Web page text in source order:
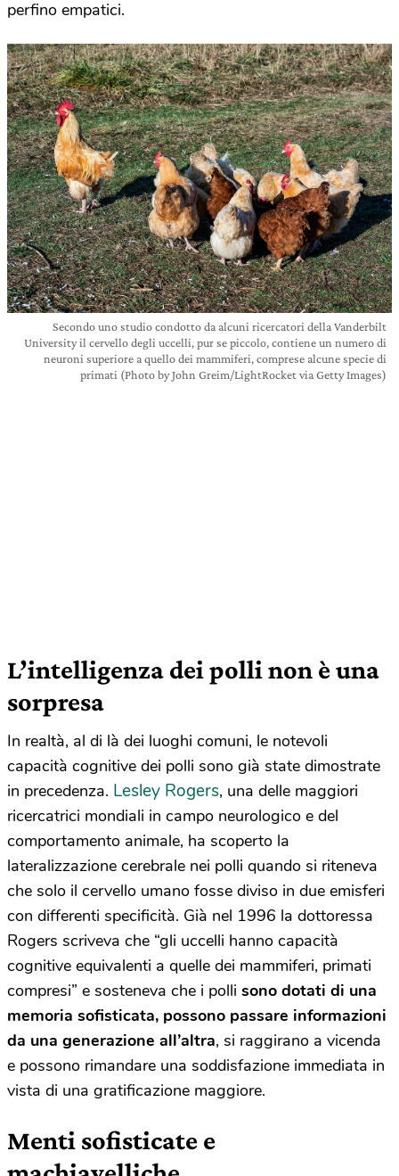
perfino empatici.
Secondo uno studio condotto da alcuni ricercatori della Vanderbilt
University il cervello degli uccelli, pur se piccolo, contiene un numero di
neuroni superiore a quello dei mammiferi, comprese alcune specie di
primati (Photo by John Greim/LightRocket via Getty Images)
L’intelligenza dei polli non è una
sorpresa
In realtà, al di là dei luoghi comuni, le notevoli
capacità cognitive dei polli sono già state dimostrate
in precedenza. Lesley Rogers, una delle maggiori
ricercatrici mondiali in campo neurologico e del
comportamento animale, ha scoperto la
lateralizzazione cerebrale nei polli quando si riteneva
che solo il cervello umano fosse diviso in due emisferi
con differenti specificità. Già nel 1996 la dottoressa
Rogers scriveva che “gli uccelli hanno capacità
cognitive equivalenti a quelle dei mammiferi, primati
compresi” e sosteneva che i polli sono dotati di una
memoria sofisticata, possono passare informazioni
da una generazione all’altra, si raggirano a vicenda
e possono rimandare una soddisfazione immediata in
vista di una gratificazione maggiore.
Menti sofisticate e